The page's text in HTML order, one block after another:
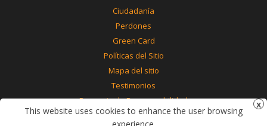
Ciudadanía
Perdones
Green Card
Políticas del Sitio
Mapa del sitio
Testimonios
Renuncia de Responsabilidad
Contáctenos
This website uses cookies to enhance the user browsing